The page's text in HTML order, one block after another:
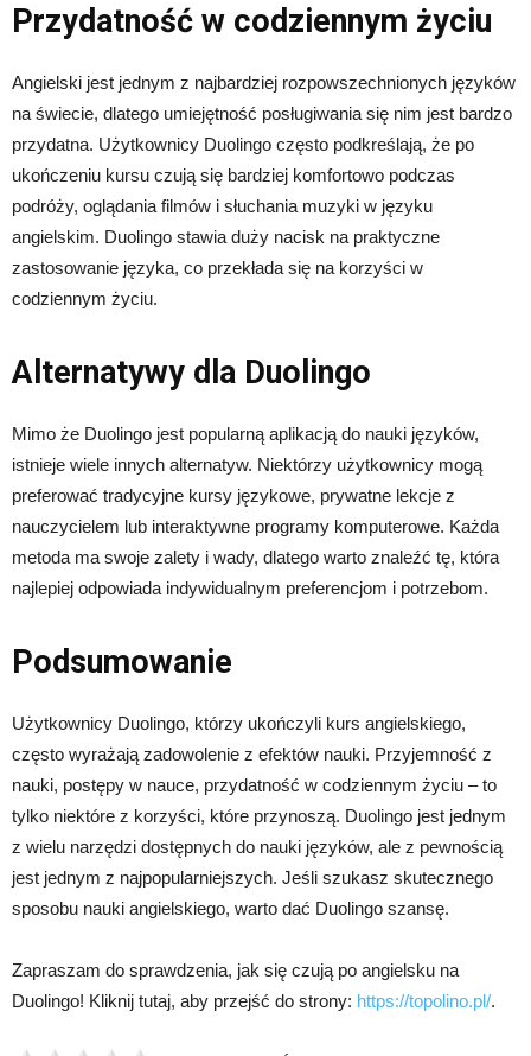
Przydatność w codziennym życiu
Angielski jest jednym z najbardziej rozpowszechnionych języków
na świecie, dlatego umiejętność posługiwania się nim jest bardzo
przydatna. Użytkownicy Duolingo często podkreślają, że po
ukończeniu kursu czują się bardziej komfortowo podczas
podróży, oglądania filmów i słuchania muzyki w języku
angielskim. Duolingo stawia duży nacisk na praktyczne
zastosowanie języka, co przekłada się na korzyści w
codziennym życiu.
Alternatywy dla Duolingo
Mimo że Duolingo jest popularną aplikacją do nauki języków,
istnieje wiele innych alternatyw. Niektórzy użytkownicy mogą
preferować tradycyjne kursy językowe, prywatne lekcje z
nauczycielem lub interaktywne programy komputerowe. Każda
metoda ma swoje zalety i wady, dlatego warto znaleźć tę, która
najlepiej odpowiada indywidualnym preferencjom i potrzebom.
Podsumowanie
Użytkownicy Duolingo, którzy ukończyli kurs angielskiego,
często wyrażają zadowolenie z efektów nauki. Przyjemność z
nauki, postępy w nauce, przydatność w codziennym życiu – to
tylko niektóre z korzyści, które przynoszą. Duolingo jest jednym
z wielu narzędzi dostępnych do nauki języków, ale z pewnością
jest jednym z najpopularniejszych. Jeśli szukasz skutecznego
sposobu nauki angielskiego, warto dać Duolingo szansę.
Zapraszam do sprawdzenia, jak się czują po angielsku na
Duolingo! Kliknij tutaj, aby przejść do strony: https://topolino.pl/.